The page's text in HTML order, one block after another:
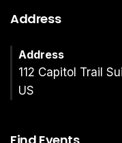
Address
Address
112 Capitol Trail
US